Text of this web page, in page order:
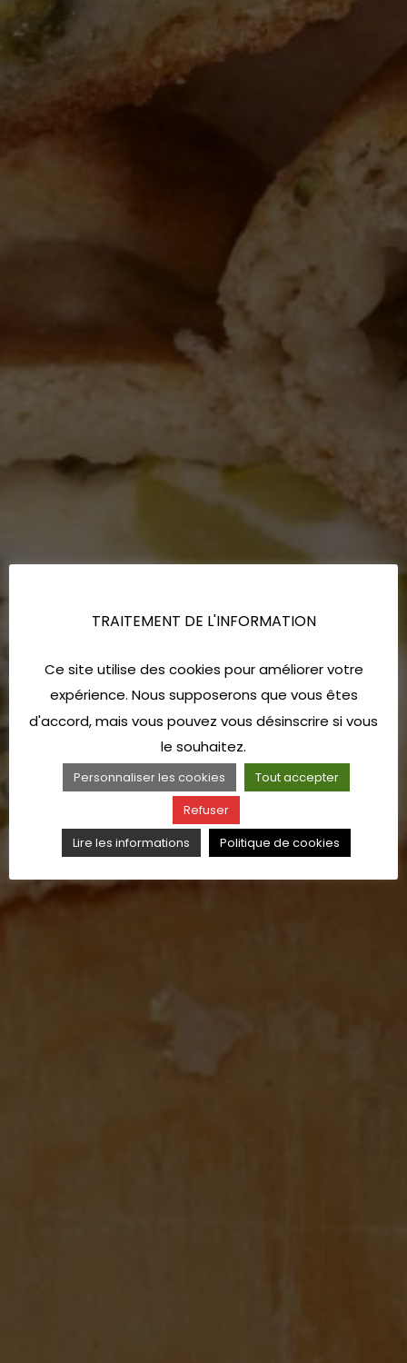
TRAITEMENT DE L'INFORMATION
Ce site utilise des cookies pour améliorer votre
expérience. Nous supposerons que vous êtes
d'accord, mais vous pouvez vous désinscrire si vous
le souhaitez.
Personnaliser les cookies
Tout accepter
Refuser
Lire les informations
Politique de cookies